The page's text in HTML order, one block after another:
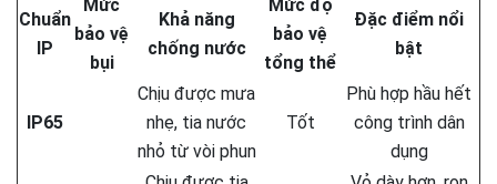
Chuẩn
IP
Mức
bảo vệ
bụi
Khả năng
chống nước
Mức độ
bảo vệ
tổng thể
Đặc điểm nổi
bật
IP65
Chịu được mưa
nhẹ, tia nước
nhỏ từ vòi phun
Tốt
Phù hợp hầu hết
công trình dân
dụng